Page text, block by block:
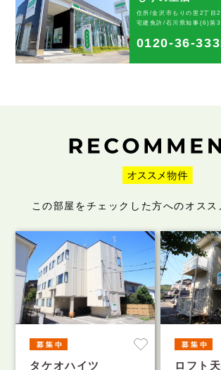
住所/金沢市もりの里2丁目
宅建免許/石川県知事(6)第
0120-36-
この部屋をチェックした方へのオスス
タケオハイツ
ロフト